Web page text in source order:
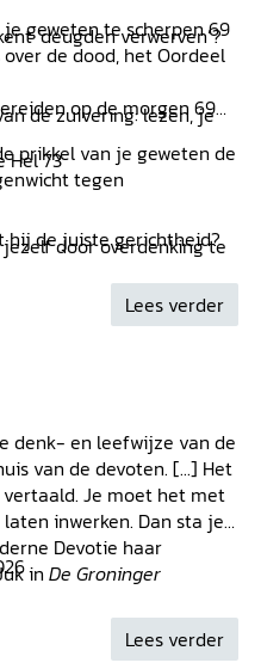
‘deugden verwerven’?
de zuivering: lezen, je
door overdenking te
geweten te scherpen 69
de dood, het Oordeel
op de morgen 69
Hel 73
hij de juiste gerichtheid?
van je geweten de
tegen nalatigheid 77
tegen begeerte 77
als een lichaamsdeel voor
83
in de vorm van
prikkel van je geweten de
tegen
99
leefwijze 103
met ervaring 105
en richt je oefeningen
aan het lijden van de
Lees verder
denk- en leefwijze van de
van de devoten. [...] Het
Je moet het met
inwerken. Dan sta je
Devotie haar
in De Groninger
Lees verder